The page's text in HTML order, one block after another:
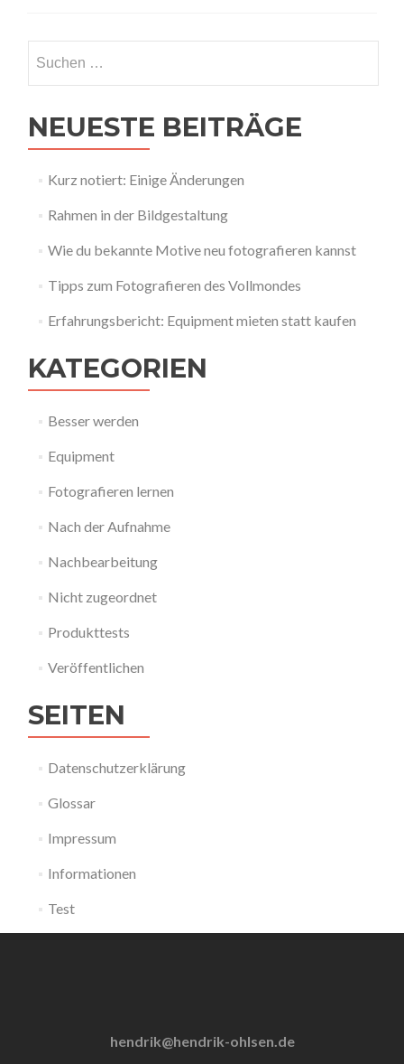
Fotografie
nach:
NEUESTE BEITRÄGE
Kurz notiert: Einige Änderungen
Rahmen in der Bildgestaltung
Wie du bekannte Motive neu fotografieren kannst
Tipps zum Fotografieren des Vollmondes
Erfahrungsbericht: Equipment mieten statt kaufen
KATEGORIEN
Besser werden
Equipment
Fotografieren lernen
Nach der Aufnahme
Nachbearbeitung
Nicht zugeordnet
Produkttests
Veröffentlichen
SEITEN
Datenschutzerklärung
Glossar
Impressum
Informationen
Test
hendrik@hendrik-ohlsen.de